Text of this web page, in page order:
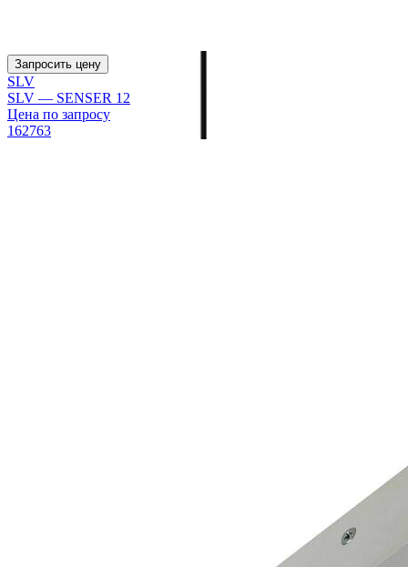
Запросить цену
SLV
SLV — SENSER 12
Цена по запросу
162763